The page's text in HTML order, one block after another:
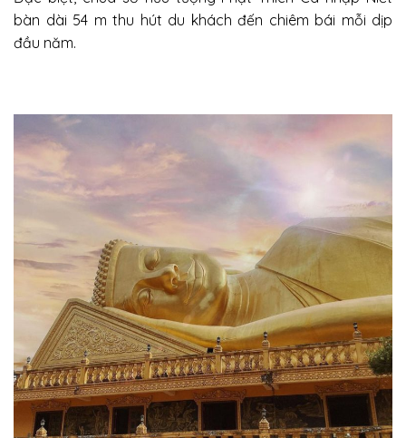
bàn dài 54 m thu hút du khách đến chiêm bái mỗi dịp
đầu năm.